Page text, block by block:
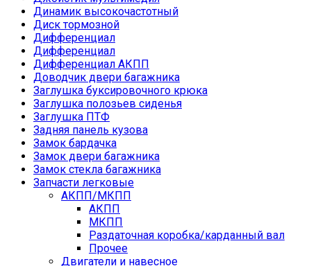
Динамик высокочастотный
Диск тормозной
Дифференциал
Дифференциал
Дифференциал АКПП
Доводчик двери багажника
Заглушка буксировочного крюка
Заглушка полозьев сиденья
Заглушка ПТФ
Задняя панель кузова
Замок бардачка
Замок двери багажника
Замок стекла багажника
Запчасти легковые
АКПП/МКПП
АКПП
МКПП
Раздаточная коробка/карданный вал
Прочее
Двигатели и навесное